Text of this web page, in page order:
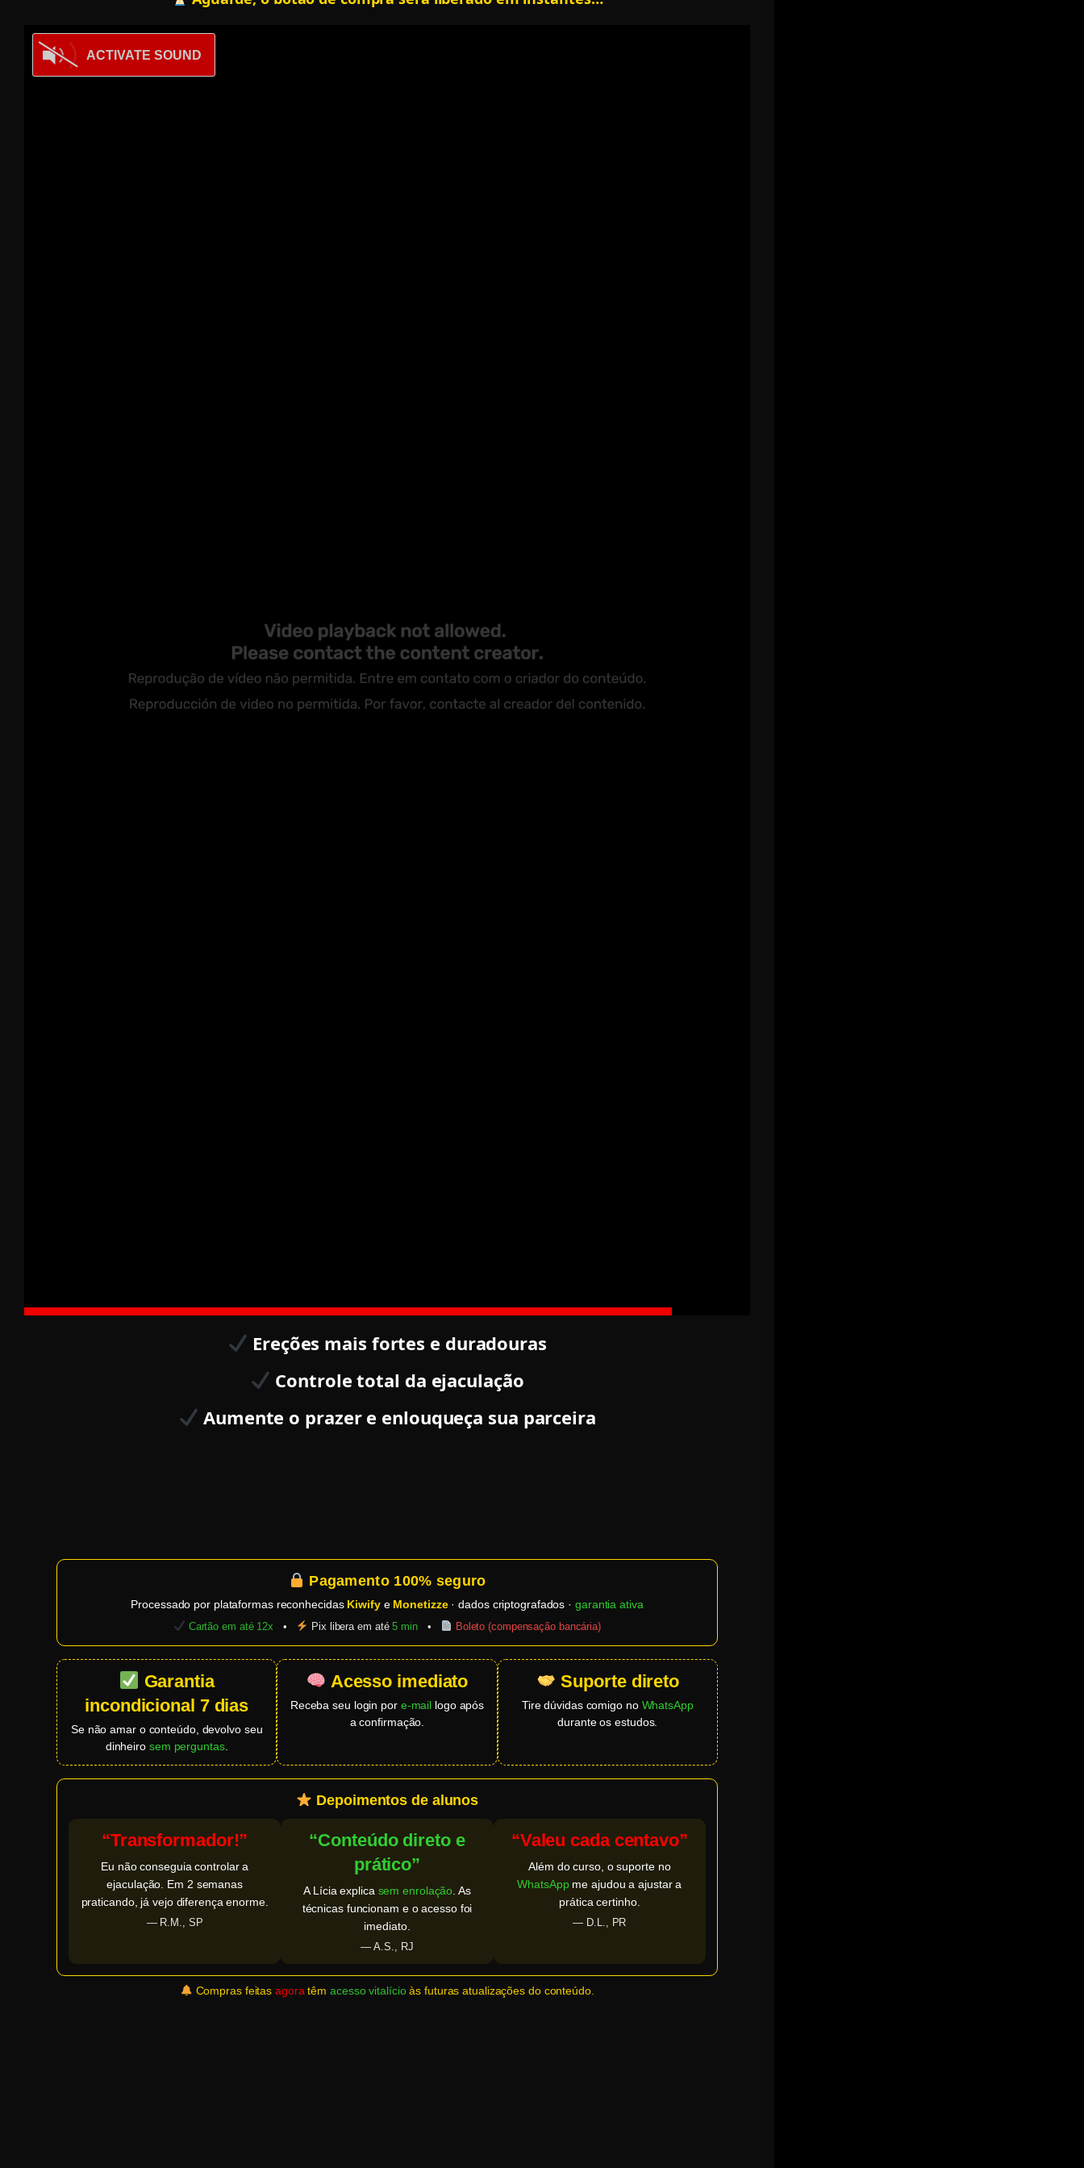
Ereções mais fortes e duradouras
Controle total da ejaculação
Aumente o prazer e enlouqueça sua parceira
Pagamento 100% seguro
Processado por plataformas reconhecidas Kiwifye Monetizze· dados criptografados · garantia ativa
Cartão em até 12x • Pix libera em até5 min• Boleto (compensação bancária)
Garantia
incondicional 7 dias
Se não amar o conteúdo, devolvo seu
dinheiro sem perguntas.
Acesso imediato
Receba seu login por e-mail logo após
a confirmação.
Suporte direto
Tire dúvidas comigo no WhatsApp
durante os estudos.
Depoimentos de alunos
“Transformador!”
Eu não conseguia controlar a
ejaculação. Em 2 semanas
praticando, já vejo diferença enorme.
— R.M., SP
“Conteúdo direto e
prático”
A Lícia explica sem enrolação . As
técnicas funcionam e o acesso foi
imediato.
— A.S., RJ
“Valeu cada centavo”
Além do curso, o suporte no
WhatsAppme ajudou a ajustar a
prática certinho.
— D.L., PR
Compras feitasagoratêmacesso vitalícioàs futuras atualizações do conteúdo.